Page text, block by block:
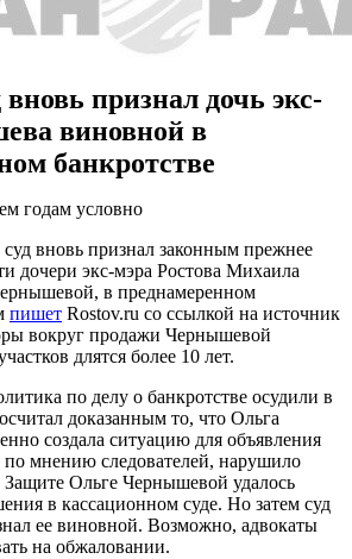
вновь признал дочь экс-
виновной в
банкротстве
годам условно
вновь признал законным прежнее
дочери экс-мэра Ростова Михаила
в преднамеренном
пишет Rostov.ru со ссылкой на источник
вокруг продажи Чернышевой
длятся более 10 лет.
по делу о банкротстве осудили в
доказанным то, что Ольга
создала ситуацию для объявления
по мнению следователей, нарушило
Защите Ольге Чернышевой удалось
в кассационном суде. Но затем суд
ее виновной. Возможно, адвокаты
на обжаловании.